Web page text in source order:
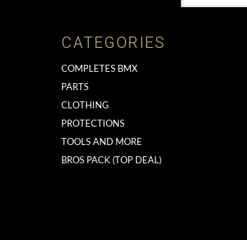
CATEGORIES
COMPLETES BMX
PARTS
CLOTHING
PROTECTIONS
TOOLS AND MORE
BROS PACK (TOP DEAL)